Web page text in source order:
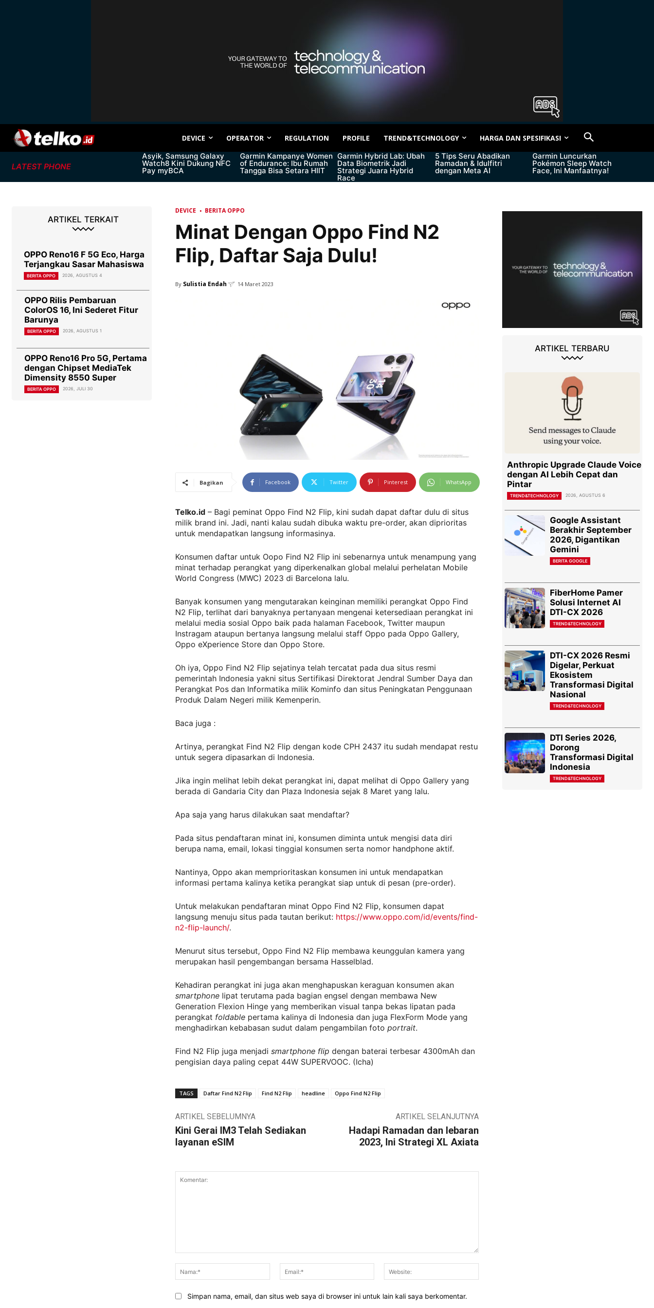
DEVICE OPERATOR REGULATION PROFILE TREND&TECHNOLOGY HARGA DAN SPESIFIKASI
LATEST PHONE
Asyik, Samsung Galaxy
Watch8 Kini Dukung NFC
Pay myBCA
Garmin Kampanye Women
of Endurance: Ibu Rumah
Tangga Bisa Setara HIIT
Garmin Hybrid Lab: Ubah
Data Biometrik Jadi
Strategi Juara Hybrid
Race
5 Tips Seru Abadikan
Ramadan & Idulfitri
dengan Meta AI
Garmin Luncurkan
Pokémon Sleep Watch
Face, Ini Manfaatnya!
ARTIKEL TERKAIT
OPPO Reno16 F 5G Eco, Harga
Terjangkau Sasar Mahasiswa
BERITA OPPO 2026, AGUSTUS 4
OPPO Rilis Pembaruan
ColorOS 16, Ini Sederet Fitur
Barunya
BERITA OPPO 2026, AGUSTUS 1
OPPO Reno16 Pro 5G, Pertama
dengan Chipset MediaTek
Dimensity 8550 Super
BERITA OPPO 2026, JULI 30
DEVICE BERITA OPPO
Minat Dengan Oppo Find N2
Flip, Daftar Saja Dulu!
By Sulistia Endah 14 Maret 2023
Bagikan Facebook Twitter Pinterest WhatsApp
Telko.id – Bagi peminat Oppo Find N2 Flip, kini sudah dapat daftar dulu di situs
milik brand ini. Jadi, nanti kalau sudah dibuka waktu pre-order, akan diprioritas
untuk mendapatkan langsung informasinya.
Konsumen daftar untuk Oopo Find N2 Flip ini sebenarnya untuk menampung yang
minat terhadap perangkat yang diperkenalkan global melalui perhelatan Mobile
World Congress (MWC) 2023 di Barcelona lalu.
Banyak konsumen yang mengutarakan keinginan memiliki perangkat Oppo Find
N2 Flip, terlihat dari banyaknya pertanyaan mengenai ketersediaan perangkat ini
melalui media sosial Oppo baik pada halaman Facebook, Twitter maupun
Instragam ataupun bertanya langsung melalui staff Oppo pada Oppo Gallery,
Oppo eXperience Store dan Oppo Store.
Oh iya, Oppo Find N2 Flip sejatinya telah tercatat pada dua situs resmi
pemerintah Indonesia yakni situs Sertifikasi Direktorat Jendral Sumber Daya dan
Perangkat Pos dan Informatika milik Kominfo dan situs Peningkatan Penggunaan
Produk Dalam Negeri milik Kemenperin.
Baca juga :
Artinya, perangkat Find N2 Flip dengan kode CPH 2437 itu sudah mendapat restu
untuk segera dipasarkan di Indonesia.
Jika ingin melihat lebih dekat perangkat ini, dapat melihat di Oppo Gallery yang
berada di Gandaria City dan Plaza Indonesia sejak 8 Maret yang lalu.
Apa saja yang harus dilakukan saat mendaftar?
Pada situs pendaftaran minat ini, konsumen diminta untuk mengisi data diri
berupa nama, email, lokasi tinggial konsumen serta nomor handphone aktif.
Nantinya, Oppo akan memprioritaskan konsumen ini untuk mendapatkan
informasi pertama kalinya ketika perangkat siap untuk di pesan (pre-order).
Untuk melakukan pendaftaran minat Oppo Find N2 Flip, konsumen dapat
langsung menuju situs pada tautan berikut: https://www.oppo.com/id/events/find-
n2-flip-launch/.
Menurut situs tersebut, Oppo Find N2 Flip membawa keunggulan kamera yang
merupakan hasil pengembangan bersama Hasselblad.
Kehadiran perangkat ini juga akan menghapuskan keraguan konsumen akan
smartphone lipat terutama pada bagian engsel dengan membawa New
Generation Flexion Hinge yang memberikan visual tanpa bekas lipatan pada
perangkat foldable pertama kalinya di Indonesia dan juga FlexForm Mode yang
menghadirkan kebabasan sudut dalam pengambilan foto portrait.
Find N2 Flip juga menjadi smartphone flip dengan baterai terbesar 4300mAh dan
pengisian daya paling cepat 44W SUPERVOOC. (Icha)
TAGS Daftar Find N2 Flip Find N2 Flip headline Oppo Find N2 Flip
ARTIKEL SEBELUMNYA
Kini Gerai IM3 Telah Sediakan
layanan eSIM
ARTIKEL SELANJUTNYA
Hadapi Ramadan dan lebaran
2023, Ini Strategi XL Axiata
Nama:*
Email:*
Simpan nama, email, dan situs web saya di browser ini untuk lain kali saya berkomentar.
ARTIKEL TERBARU
Anthropic Upgrade Claude Voice
dengan AI Lebih Cepat dan
Pintar
TREND&TECHNOLOGY 2026, AGUSTUS 6
Google Assistant
Berakhir September
2026, Digantikan
Gemini
BERITA GOOGLE
FiberHome Pamer
Solusi Internet AI
DTI-CX 2026
TREND&TECHNOLOGY
DTI-CX 2026 Resmi
Digelar, Perkuat
Ekosistem
Transformasi Digital
Nasional
TREND&TECHNOLOGY
DTI Series 2026,
Dorong
Transformasi Digital
Indonesia
TREND&TECHNOLOGY